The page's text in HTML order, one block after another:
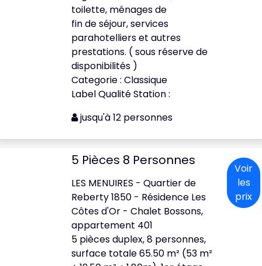
toilette, ménages de
fin de séjour, services
parahotelliers et autres
prestations. ( sous réserve de
disponibilités )
Categorie : Classique
Label Qualité Station :
jusqu'à 12 personnes
5 Pièces 8 Personnes
LES MENUIRES - Quartier de
Reberty 1850 - Résidence Les
Côtes d'Or - Chalet Bossons,
appartement 401
5 pièces duplex, 8 personnes,
surface totale 65.50 m² (53 m²
Voir
les
prix